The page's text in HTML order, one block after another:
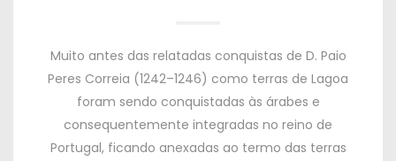
Muito antes das relatadas conquistas de D. Paio
Peres Correia (1242–1246) como terras de Lagoa
foram sendo conquistadas às árabes e
consequentemente integradas no reino de
Portugal, ficando anexadas ao termo das terras